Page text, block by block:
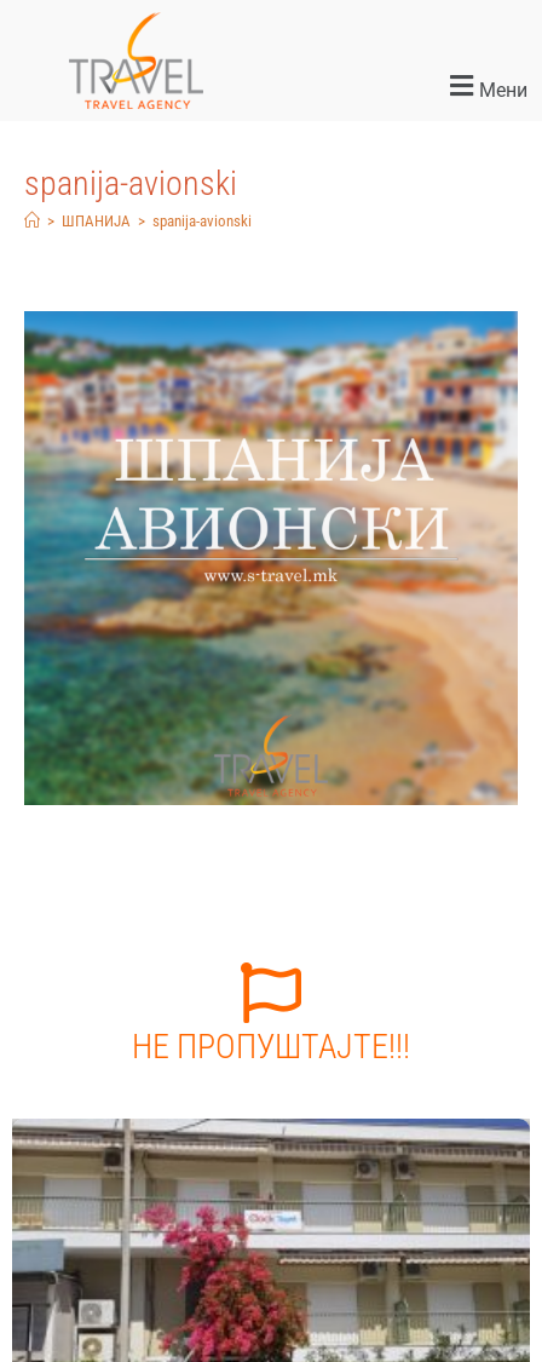
Мени
spanija-avionski
> ШПАНИЈА > spanija-avionski
НЕ ПРОПУШТАЈТЕ!!!